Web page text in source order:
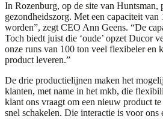
In Rozenburg, op de site van Huntsman,
gezondheidszorg. Met een capaciteit
worden”, zegt CEO Ann Geens. “De
Toch biedt juist die ‘oude’ opzet Ducor
onze runs van 100 ton veel flexibeler en
product leveren.”
De drie productielijnen maken het
klanten, met name in het mkb, die
klant ons vraagt om een nieuw product
snel schakelen. Die interactie is voor